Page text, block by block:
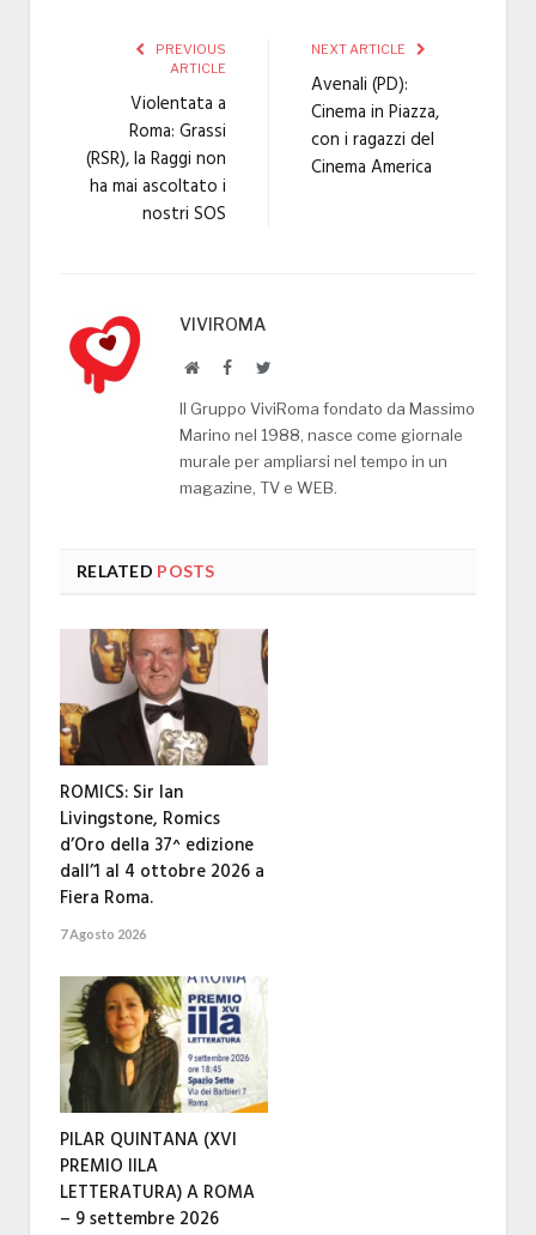
PREVIOUS
ARTICLE
Violentata a
Roma: Grassi
(RSR), la Raggi non
ha mai ascoltato i
nostri SOS
NEXT ARTICLE
Avenali (PD):
Cinema in Piazza,
con i ragazzi del
Cinema America
VIVIROMA
WebsiteFacebookTwitter
Il Gruppo ViviRoma fondato da Massimo
Marino nel 1988, nasce come giornale
murale per ampliarsi nel tempo in un
magazine, TV e WEB.
RELATED POSTS
ROMICS: Sir Ian
Livingstone, Romics
d’Oro della 37^ edizione
dall’1 al 4 ottobre 2026 a
Fiera Roma.
7 Agosto 2026
PILAR QUINTANA (XVI
PREMIO IILA
LETTERATURA) A ROMA
– 9 settembre 2026